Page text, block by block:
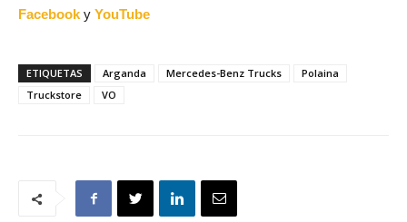
Facebook y YouTube
ETIQUETAS Arganda Mercedes-Benz Trucks
Polaina
Truckstore
VO